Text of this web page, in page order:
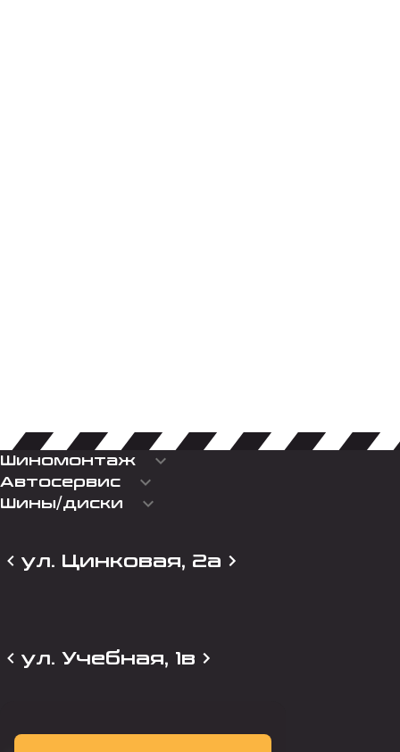
Шиномонтаж keyboard_arrow_down
Автосервис keyboard_arrow_down
Шины/диски keyboard_arrow_down
ул. Цинковая, 2а
ул. Учебная, 1в